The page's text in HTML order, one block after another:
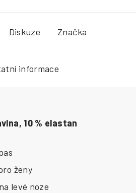
Diskuze Značka
informace
10 % elastan
ženy
levé noze